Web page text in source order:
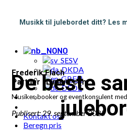
Eksempler
NO
SV
DA
EN
DE
Kontakt oss
Beregn pris
Frederik Flach
Partner i Limunt.com
Musiker, booker og eventkonsulent
Publisert: 29. september 2025
Musikk til julebordet ditt? Les
De beste